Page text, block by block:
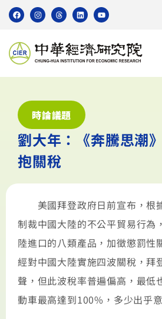
時論議題
劉大年：《奔騰思潮
抱關稅
美國拜登政府日前宣布，根
制裁中國大陸的不公平貿易行為
陸進口的八類產品，加徵懲罰性
經對中國大陸實施四波關稅，拜
聲，但此波稅率普遍偏高，最低
動車最高達到100%，多少出乎